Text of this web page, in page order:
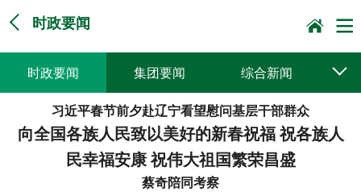
时政要闻
时政要闻 集团要闻 综合新闻
媒体聚焦 党建动态 普遍服务
科技创新 企业文化 一线风采
习近平春节前夕赴辽宁看望慰问基层干部群众
向全国各族人民致以美好的新春祝福 祝各族人
民幸福安康 祝伟大祖国繁荣昌盛
蔡奇陪同考察